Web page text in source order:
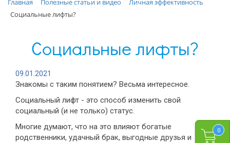
0
Главная
Полезные статьи и видео
Личная эффективность
Социальные лифты?
Социальные лифты?
09.01.2021
Знакомы с таким понятием? Весьма интересное.
Социальный лифт - это способ изменить свой
социальный (и не только) статус.
Многие думают, что на это влияют богатые
родственники, удачный брак, выгодные друзья и